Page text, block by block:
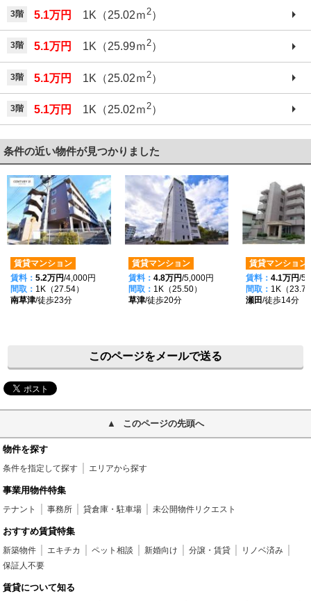
3階 5.1万円 1K（25.02ｍ2）
3階 5.1万円 1K（25.99ｍ2）
3階 5.1万円 1K（25.02ｍ 2）
3階 5.1万円 1K（25.02ｍ2）
条件の近い物件が見つかりました
賃貸マンション
賃料： 5.2万円/4,000円
間取： 1K（27.54）
南草津/徒歩23分
賃貸マンション
賃料： 4.8万円/5,000円
間取： 1K（25.50）
草津/徒歩20分
賃貸マンション
賃料： 4.1万円/
間取： 1K（
瀬田/徒歩14分
このページをメールで送る
このページの先頭へ
物件を探す
条件を指定して探す エリアから探す
事業用物件特集
テナント 事務所 貸倉庫・駐車場 未公開物件リクエスト
おすすめ賃貸特集
新築物件 エキチカ ペット相談 新婚向け 分譲・賃貸
リノベ済み
保証人不要
賃貸について知る